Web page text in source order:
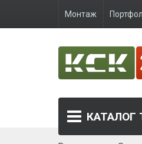
Монтаж
КАТАЛОГ